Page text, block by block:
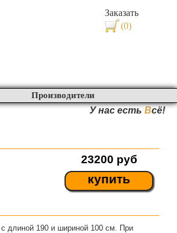
Заказать
(0)
Производители
У нас есть Всё!
23200 руб
купить
с длиной 190 и шириной 100 см. При